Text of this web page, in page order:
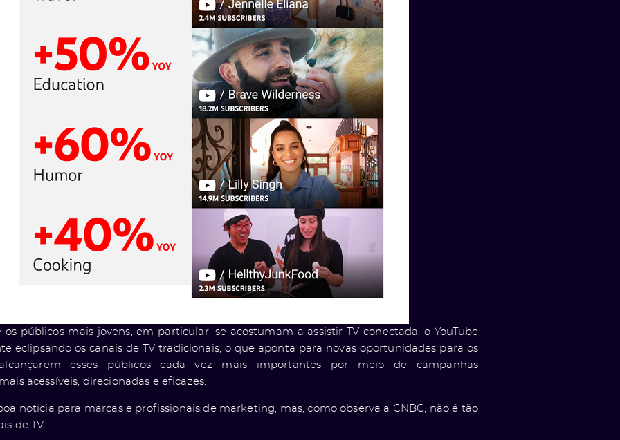
públicos mais jovens, em particular, se acostumam a assistir TV conectada, o YouTube
eclipsando os canais de TV tradicionais, o que aponta para novas oportunidades para os
esses públicos cada vez mais importantes por meio de campanhas
acessíveis, direcionadas e eficazes.
notícia para marcas e profissionais de marketing, mas, como observa a CNBC, não é tão
de TV: